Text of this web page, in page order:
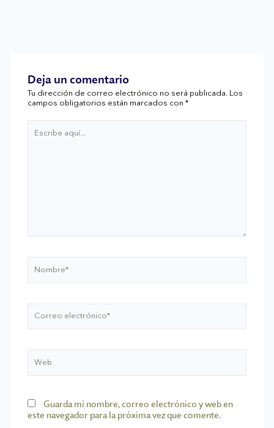
Deja un comentario
Tu dirección de correo electrónico no será publicada.
Los
campos obligatorios están marcados con*
aquí...
electrónico*
Guarda mi nombre, correo electrónico y web en
este navegador para la próxima vez que comente.